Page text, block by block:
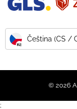
Kč
Čeština (CS /
© 2026
;